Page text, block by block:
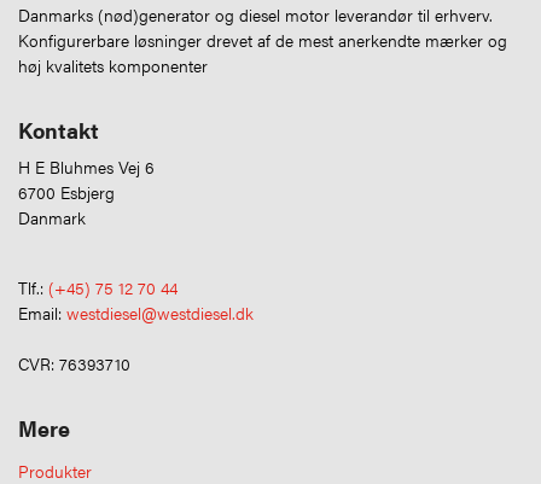
Danmarks (nød)generator og diesel motor leverandør til erhverv.
Konfigurerbare løsninger drevet af de mest anerkendte mærker og
høj kvalitets komponenter
Kontakt
H E Bluhmes Vej 6
6700 Esbjerg
Danmark
Tlf.: (+45) 75 12 70 44
Email: westdiesel@westdiesel.dk
CVR: 76393710
Mere
Produkter